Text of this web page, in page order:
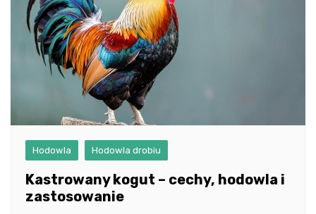
Hodowla Hodowla drobiu
Kastrowany kogut – cechy, hodowla i
zastosowanie